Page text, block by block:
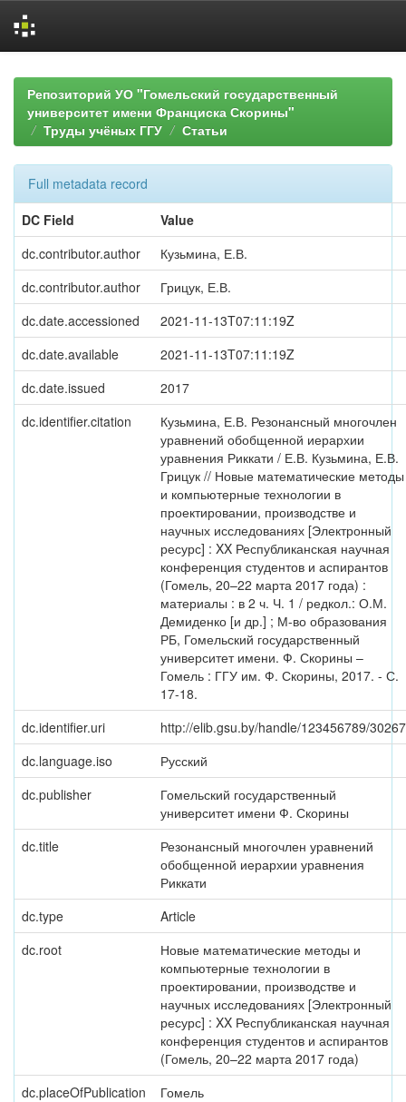
navigationРепозиторий УО "Гомельский государственный
университет имени Франциска Скорины"
Труды учёных ГГУ
Статьи
Full metadata record
DC Field
Value
dc.contributor.author
Кузьмина, Е.В.
dc.contributor.author
Грицук, Е.В.
dc.date.accessioned
2021-11-13T07:11:19Z
dc.date.available
2021-11-13T07:11:19Z
dc.date.issued
2017
dc.identifier.citation
Кузьмина, Е.В. Резонансный многочлен
уравнений обобщенной иерархии
уравнения Риккати / Е.В. Кузьмина, Е.В.
Грицук // Новые математические методы
и компьютерные технологии в
проектировании, производстве и
научных исследованиях [Электронный
ресурс] : XX Республиканская научная
конференция студентов и аспирантов
(Гомель, 20–22 марта 2017 года) :
материалы : в 2 ч. Ч. 1 / редкол.: О.М.
Демиденко [и др.] ; М-во образования
РБ, Гомельский государственный
университет имени. Ф. Скорины –
Гомель : ГГУ им. Ф. Скорины, 2017. - С.
17-18.
dc.identifier.uri
http://elib.gsu.by/handle/123456789/30267
dc.language.iso
Русский
dc.publisher
Гомельский государственный
университет имени Ф. Скорины
dc.title
Резонансный многочлен уравнений
обобщенной иерархии уравнения
Риккати
dc.type
Article
dc.root
Новые математические методы и
компьютерные технологии в
проектировании, производстве и
научных исследованиях [Электронный
ресурс] : XX Республиканская научная
конференция студентов и аспирантов
(Гомель, 20–22 марта 2017 года)
dc.placeOfPublication
Гомель